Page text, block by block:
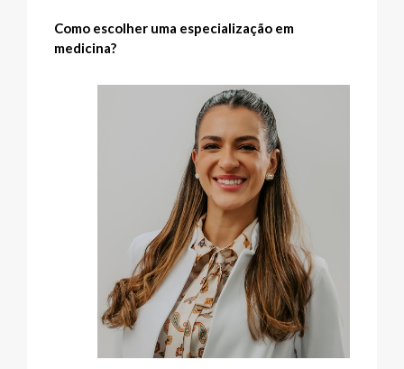
Como escolher uma especialização em
medicina?